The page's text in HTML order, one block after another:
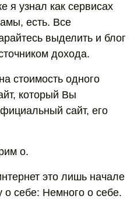
я узнал как сервисах
есть. Все
выделить и блог
дохода.
стоимость одного
который Вы
сайт, его
о.
это лишь начале
о себе: Немного о себе.